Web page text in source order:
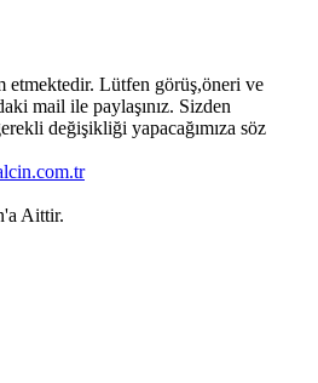
etmektedir. Lütfen görüş,öneri ve
mail ile paylaşınız. Sizden
değişikliği yapacağımıza söz
Aittir.